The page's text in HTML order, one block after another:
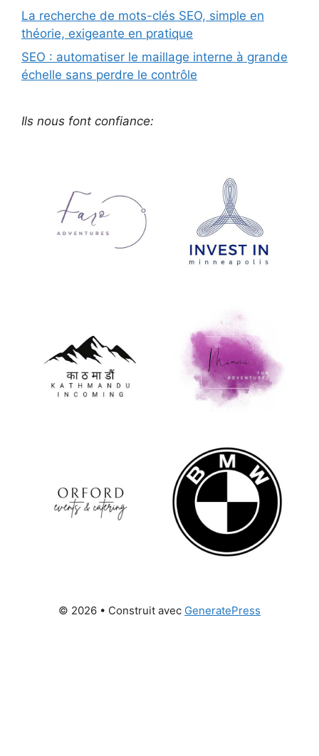
La recherche de mots-clés SEO, simple en
théorie, exigeante en pratique
SEO : automatiser le maillage interne à grande
échelle sans perdre le contrôle
Ils nous font confiance:
© 2026 • Construit avec GeneratePress